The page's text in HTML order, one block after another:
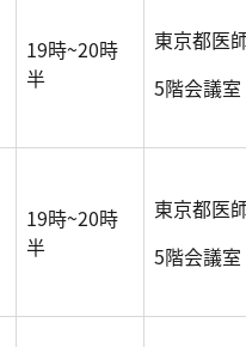
19時~20時
半
東京都医
5階会議室
19時~20時
半
東京都医
5階会議室